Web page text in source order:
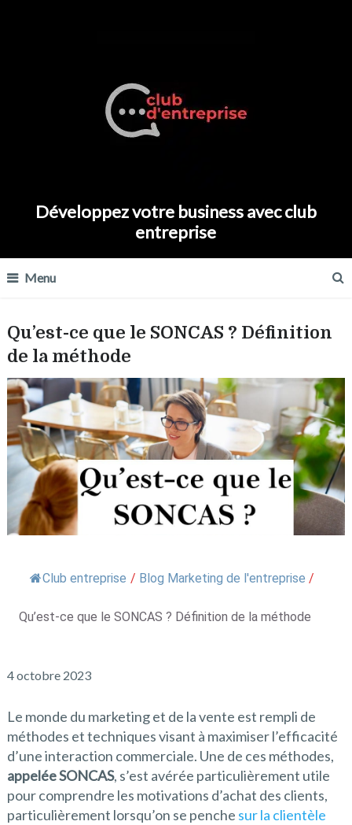
Développez votre business avec club
entreprise
Menu
Qu’est-ce que le SONCAS ? Définition
de la méthode
Club entreprise / Blog Marketing de l'entreprise /
Qu’est-ce que le SONCAS ? Définition de la méthode
4 octobre 2023
Le monde du marketing et de la vente est rempli de
méthodes et techniques visant à maximiser l’efficacité
d’une interaction commerciale. Une de ces méthodes,
appelée SONCAS, s’est avérée particulièrement utile
pour comprendre les motivations d’achat des clients,
particulièrement lorsqu’on se penche sur la clientèle